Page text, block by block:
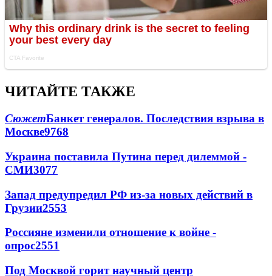
ЧИТАЙТЕ ТАКЖЕ
СюжетБанкет генералов. Последствия взрыва в
Москве9768
Украина поставила Путина перед дилеммой -
СМИ3077
Запад предупредил РФ из-за новых действий в
Грузии2553
Россияне изменили отношение к войне -
опрос2551
Под Москвой горит научный центр